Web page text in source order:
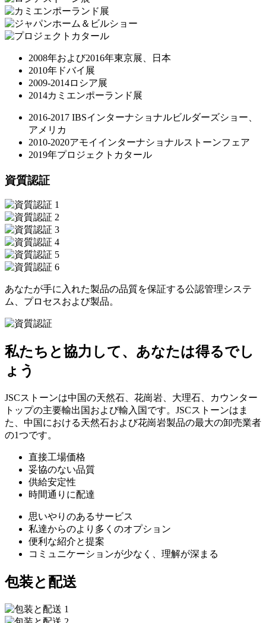
2008年および2016年東京展、日本
2010年ドバイ展
2009-2014ロシア展
2014カミエンポーランド展
2016-2017 IBSインターナショナルビルダーズショー、
アメリカ
2010-2020アモイインターナショナルストーンフェア
2019年プロジェクトカタール
資質認証
あなたが手に入れた製品の品質を保証する公認管理システ
ム、プロセスおよび製品。
私たちと協力して、あなたは得るでし
ょう
JSCストーンは中国の天然石、花崗岩、大理石、カウンター
トップの主要輸出国および輸入国です。JSCストーンはま
た、中国における天然石および花崗岩製品の最大の卸売業者
の1つです。
直接工場価格
妥協のない品質
供給安定性
時間通りに配達
思いやりのあるサービス
私達からのより多くのオプション
便利な紹介と提案
コミュニケーションが少なく、理解が深まる
包装と配送